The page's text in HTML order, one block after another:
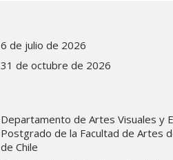
6 de julio de 2026
31 de octubre de 2026
Departamento de Artes Visuales y
Postgrado de la Facultad de Artes
de Chile